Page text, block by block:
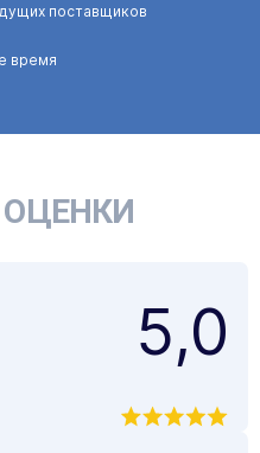
поставщиков
время
ОЦЕНКИ
5,0